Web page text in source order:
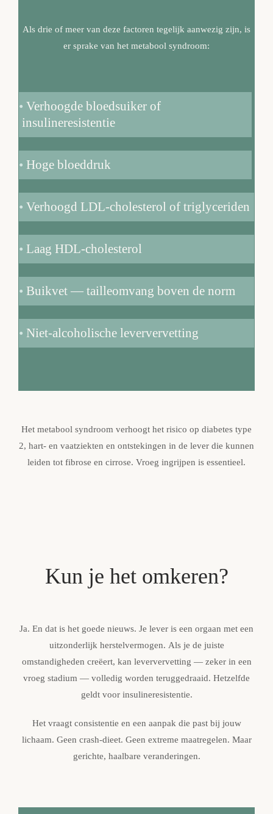
Als drie of meer van deze factoren tegelijk aanwezig zijn, is
er sprake van het metabool syndroom:
• Verhoogde bloedsuiker of
insulineresistentie
• Hoge bloeddruk
• Verhoogd LDL-cholesterol of triglyceriden
• Laag HDL-cholesterol
• Buikvet — tailleomvang boven de norm
• Niet-alcoholische leververvetting
Het metabool syndroom verhoogt het risico op diabetes type
2, hart- en vaatziekten en ontstekingen in de lever die kunnen
leiden tot fibrose en cirrose. Vroeg ingrijpen is essentieel.
Kun je het omkeren?
Ja. En dat is het goede nieuws. Je lever is een orgaan met een
uitzonderlijk herstelvermogen. Als je de juiste
omstandigheden creëert, kan leververvetting — zeker in een
vroeg stadium — volledig worden teruggedraaid. Hetzelfde
geldt voor insulineresistentie.
Het vraagt consistentie en een aanpak die past bij jouw
lichaam. Geen crash-dieet. Geen extreme maatregelen. Maar
gerichte, haalbare veranderingen.